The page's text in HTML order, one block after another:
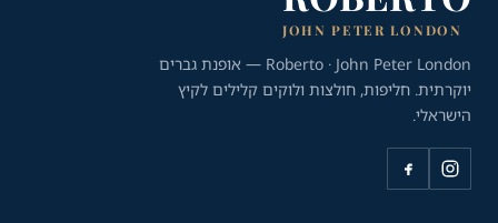
JOHN PETER LONDON
Roberto · John Peter London — אופנת גברים
יוקרתית. חליפות, חולצות ולוקים קלילים לקיץ
הישראלי.